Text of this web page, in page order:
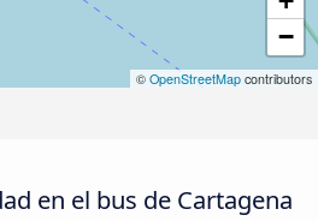
−
© OpenStreetMap contributors
en el bus de Cartagena